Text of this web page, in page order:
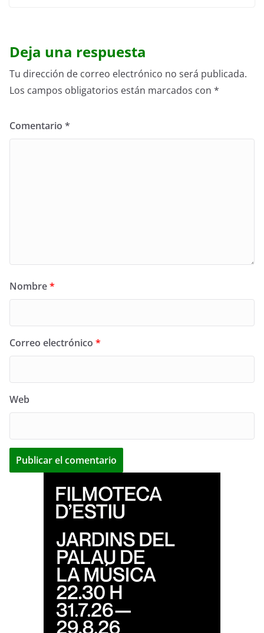
Deja una respuesta
Tu dirección de correo electrónico no será publicada.
Los campos obligatorios están marcados con *
Comentario *
Nombre*
Correo electrónico *
Web